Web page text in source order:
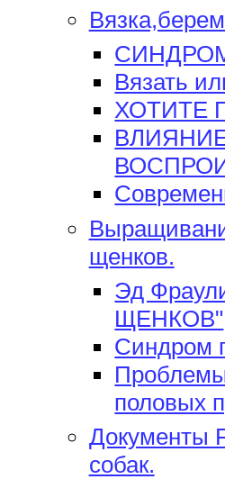
СИНДРОМ
Вязать
ХОТИТЕ
щенков.
Эд
ЩЕНКОВ"
Синдром
половых
Документы
собак.